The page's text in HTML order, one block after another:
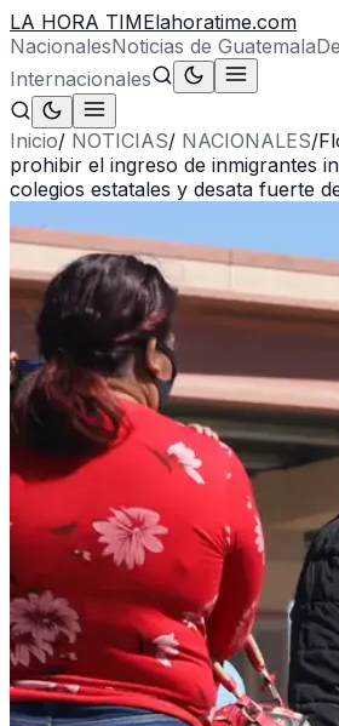
LA HORA TIMElahoratime.com
NacionalesNoticias de Guatemala
Internacionales
Inicio/ NOTICIAS/ NACIONALES/
prohibir el ingreso de inmigrantes
colegios estatales y desata fuerte